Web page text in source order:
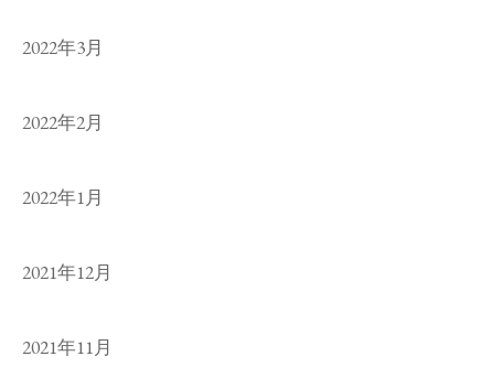
2022年3月
2022年2月
2022年1月
2021年12月
2021年11月